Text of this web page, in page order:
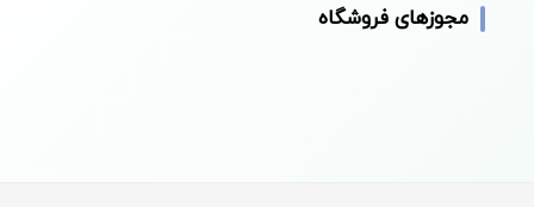
مجوزهای فروشگاه